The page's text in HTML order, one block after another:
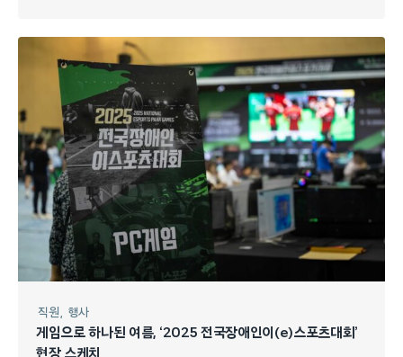
직원 행사
게임으로 하나된 여름, ‘2025 전국장애인이(e)스포츠대회’
현장 스케치